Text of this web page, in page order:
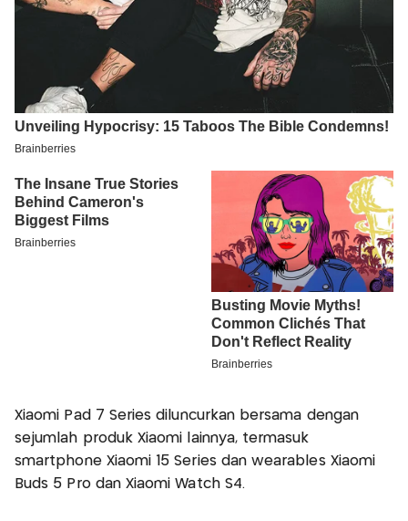
Xiaomi Pad 7 Series diluncurkan bersama dengan
sejumlah produk Xiaomi lainnya, termasuk
smartphone Xiaomi 15 Series dan wearables Xiaomi
Buds 5 Pro dan Xiaomi Watch S4.